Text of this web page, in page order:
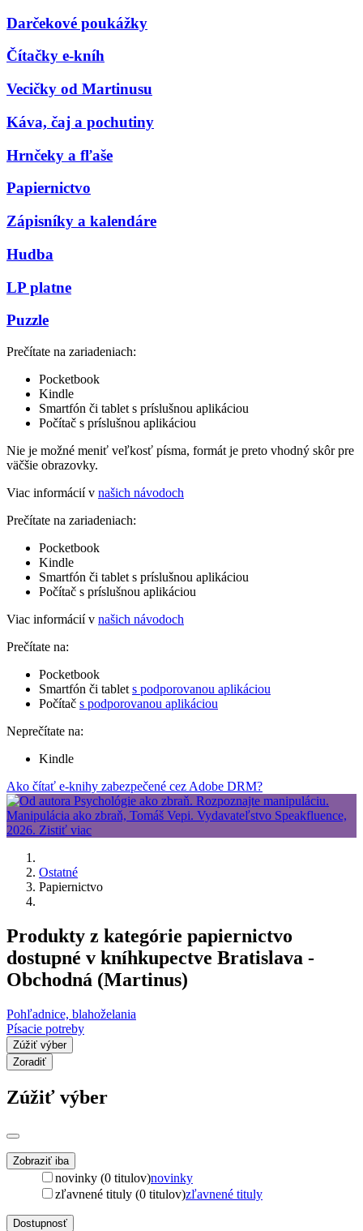
Darčekové poukážky
Čítačky e-kníh
Vecičky od Martinusu
Káva, čaj a pochutiny
Hrnčeky a fľaše
Papiernictvo
Zápisníky a kalendáre
Hudba
LP platne
Puzzle
Prečítate na zariadeniach:
Pocketbook
Kindle
Smartfón či tablet s príslušnou aplikáciou
Počítač s príslušnou aplikáciou
Nie je možné meniť veľkosť písma, formát je preto vhodný skôr pre
väčšie obrazovky.
Viac informácií v našich návodoch
Prečítate na zariadeniach:
Pocketbook
Kindle
Smartfón či tablet s príslušnou aplikáciou
Počítač s príslušnou aplikáciou
Viac informácií v našich návodoch
Prečítate na:
Pocketbook
Smartfón či tablet s podporovanou aplikáciou
Počítač s podporovanou aplikáciou
Neprečítate na:
Kindle
Ako čítať e-knihy zabezpečené cez Adobe DRM?
Ostatné
Papiernictvo
Produkty z kategórie papiernictvo
dostupné v kníhkupectve Bratislava -
Obchodná (Martinus)
Pohľadnice, blahoželania
Písacie potreby
Zúžiť výber
Zoradiť
Zúžiť výber
Zobraziť iba
novinky (0 titulov)novinky
zľavnené tituly (0 titulov)zľavnené tituly
Dostupnosť